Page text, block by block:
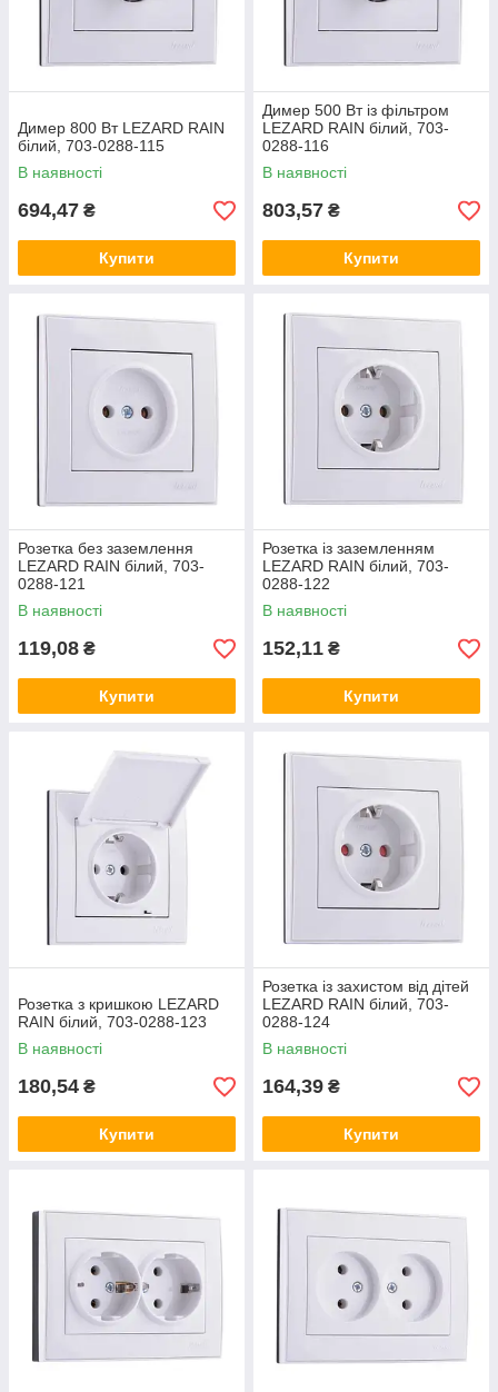
Димер 800 Вт LEZARD RAIN
білий, 703-0288-115
В наявності
694,47 ₴
Купити
Димер 500 Вт із фільтром
LEZARD RAIN білий, 703-
0288-116
В наявності
803,57 ₴
Купити
Розетка без заземлення
LEZARD RAIN білий, 703-
0288-121
В наявності
119,08 ₴
Купити
Розетка із заземленням
LEZARD RAIN білий, 703-
0288-122
В наявності
152,11 ₴
Купити
Розетка з кришкою LEZARD
RAIN білий, 703-0288-123
В наявності
180,54 ₴
Купити
Розетка із захистом від дітей
LEZARD RAIN білий, 703-
0288-124
В наявності
164,39 ₴
Купити